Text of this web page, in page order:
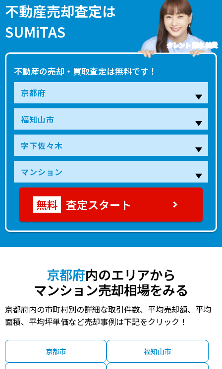
不動産売却査定は
SUMiTAS
不動産の売却・買取査定は無料です！
タレント 藤本 美貴
査定スタート
京都府内のエリアから
マンション売却相場をみる
京都府内の市町村別の詳細な取引件数、平均売却額、平均
面積、平均坪単価など売却事例は下記をクリック！
京都市 福知山市